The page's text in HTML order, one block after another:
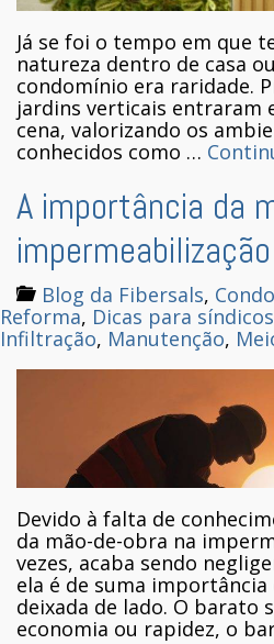
Já se foi o tempo em que
natureza dentro de casa
condomínio era raridade.
jardins verticais entraram
cena, valorizando os
conhecidos como …
A importância da
impermeabilização
Blog da Fibersals,
Reforma, Dicas para síndicos
Infiltração, Manutenção,
Devido à falta de
da mão-de-obra na
vezes, acaba sendo
ela é de suma importância
deixada de lado. O barato
economia ou rapidez, o